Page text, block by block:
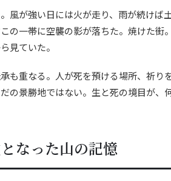
風が強い日には火が走り、雨が続けば
の一帯に空襲の影が落ちた。焼けた街
見ていた。
も重なる。人が死を預ける場所、祈り
の景勝地ではない。生と死の境目が、
なった山の記憶